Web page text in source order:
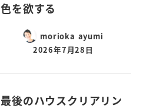
色を欲する
morioka ayumi
2026年7月28日
最後のハウスクリアリン